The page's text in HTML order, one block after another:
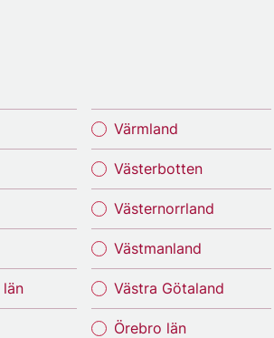
Värmland
Västerbotten
Västernorrland
Västmanland
Västra Götaland
Örebro län